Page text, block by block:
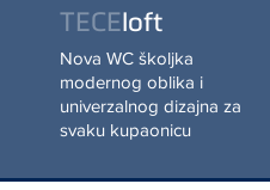
TECEloft
Nova WC školjka modernog
oblika i univerzalnog dizajna
za svaku kupaonicu